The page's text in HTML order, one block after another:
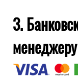
3.
менеджеру